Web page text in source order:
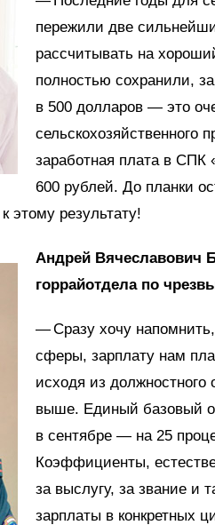
пережили две
рассчитывать на
полностью сохранили,
в 500 долларов — это
сельскохозяйственного
заработная плата в СПК
600 рублей. До планки
этому результату!
Андрей Вячеславович
горрайотдела по
— Сразу хочу
сферы, зарплату нам
исходя из
выше. Единый базовый
в сентябре — на 25
Коэффициенты,
за выслугу, за звание и
зарплаты в конкретных